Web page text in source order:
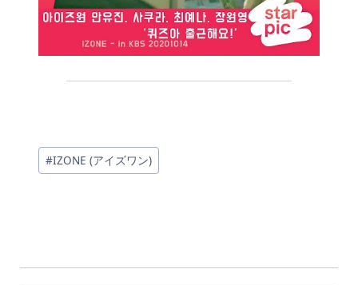
投
稿
#IZONE (アイズワン)